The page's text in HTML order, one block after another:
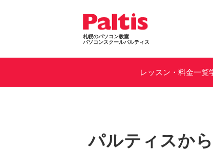
札幌のパソコン教室
パソコンスクールパルティス
レッスン・料金一覧
パルティスか